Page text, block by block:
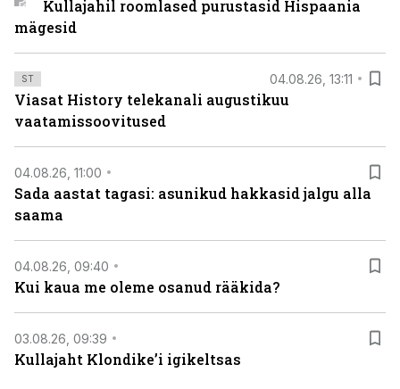
Kullajahil roomlased purustasid Hispaania
mägesid
ST 04.08.26, 13:11
Viasat History telekanali augustikuu
vaatamissoovitused
04.08.26, 11:00
Sada aastat tagasi: asunikud hakkasid jalgu alla
saama
04.08.26, 09:40
Kui kaua me oleme osanud rääkida?
03.08.26, 09:39
Kullajaht Klondike’i igikeltsas